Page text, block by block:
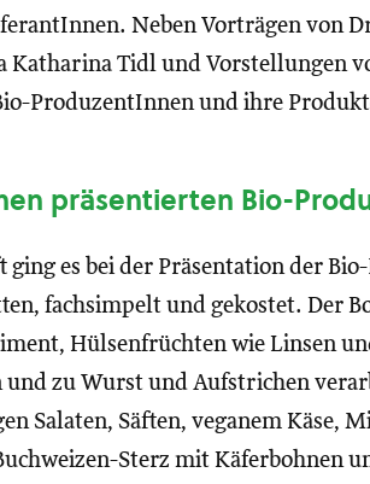
Neben Vorträgen von
Katharina Tidl und Vorstellungen
ProduzentInnen und ihre
präsentierten Bio-
ging es bei der Präsentation der
fachsimpelt und gekostet. Der
Hülsenfrüchten wie Linsen
und zu Wurst und Aufstrichen
Salaten, Säften, veganem Käse,
Sterz mit Käferbohnen